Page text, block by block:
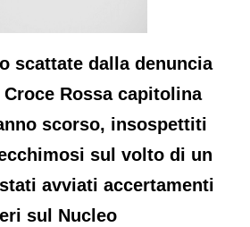
scattate dalla denuncia
Rossa capitolina
scorso, insospettiti
sul volto di un
avviati accertamenti
sul Nucleo